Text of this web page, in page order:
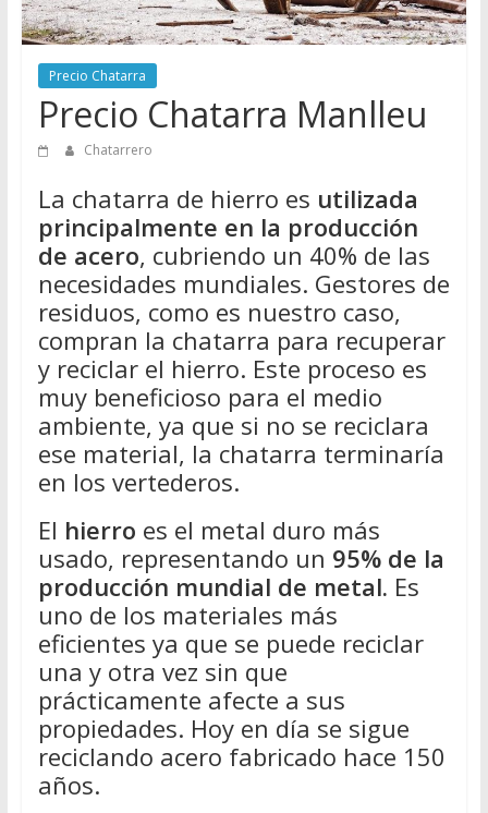
de
Chatarreros
para
vender
Chatarra
Precio Chatarra
Precio Chatarra Manlleu
Chatarrero
La chatarra de hierro es utilizada
principalmente en la producción
de acero, cubriendo un 40% de las
necesidades mundiales. Gestores de
residuos, como es nuestro caso,
compran la chatarra para recuperar
y reciclar el hierro. Este proceso es
muy beneficioso para el medio
ambiente, ya que si no se reciclara
ese material, la chatarra terminaría
en los vertederos.
El hierro es el metal duro más
usado, representando un 95% de la
producción mundial de metal. Es
uno de los materiales más
eficientes ya que se puede reciclar
una y otra vez sin que
prácticamente afecte a sus
propiedades. Hoy en día se sigue
reciclando acero fabricado hace 150
años.